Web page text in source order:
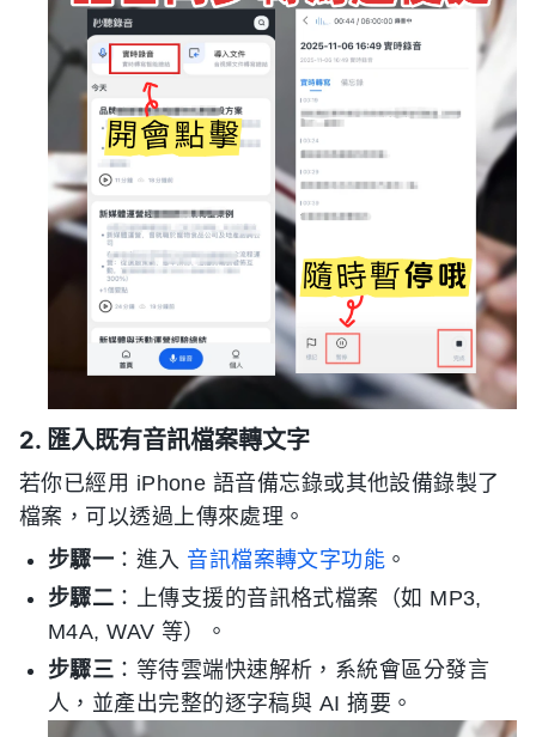
2. 匯入既有音訊檔案轉文字
若你已經用 iPhone 語音備忘錄或其他設備錄製了
檔案，可以透過上傳來處理。
步驟一 ：進入 音訊檔案轉文字功能 。
步驟二 ：上傳支援的音訊格式檔案（如 MP3,
M4A, WAV 等）。
步驟三 ：等待雲端快速解析，系統會區分發言
人，並產出完整的逐字稿與 AI 摘要。